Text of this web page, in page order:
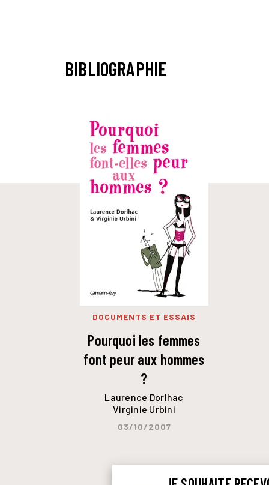
BIBLIOGRAPHIE
DOCUMENTS ET ESSAIS
Pourquoi les femmes
font peur aux hommes
?
Laurence Dorlhac
Virginie Urbini
03/10/2007